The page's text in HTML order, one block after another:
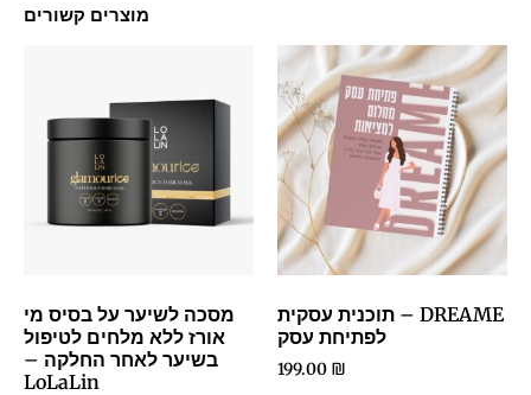
מוצרים קשורים
DREAME – תוכנית עסקית
לפתיחת עסק
199.00 ₪
מסכה לשיער על בסיס מי
אורז ללא מלחים לטיפול
בשיער לאחר החלקה –
LoLaLin